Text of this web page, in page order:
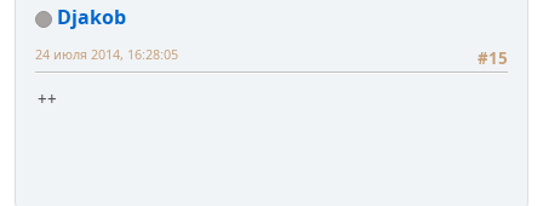
Djakob
#15
24 июля 2014, 16:28:05
++